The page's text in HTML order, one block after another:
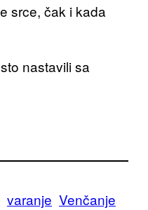
srce, čak i kada
nastavili sa
varanje Venčanje